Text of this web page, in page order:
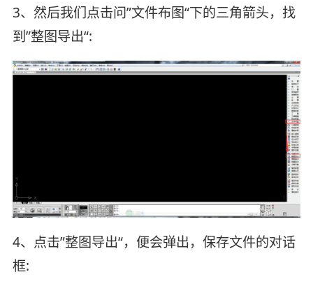
3、然后我们点击问”文件布图“下的三角箭头，找
到”整图导出“:
4、点击”整图导出“，便会弹出，保存文件的对话
框: